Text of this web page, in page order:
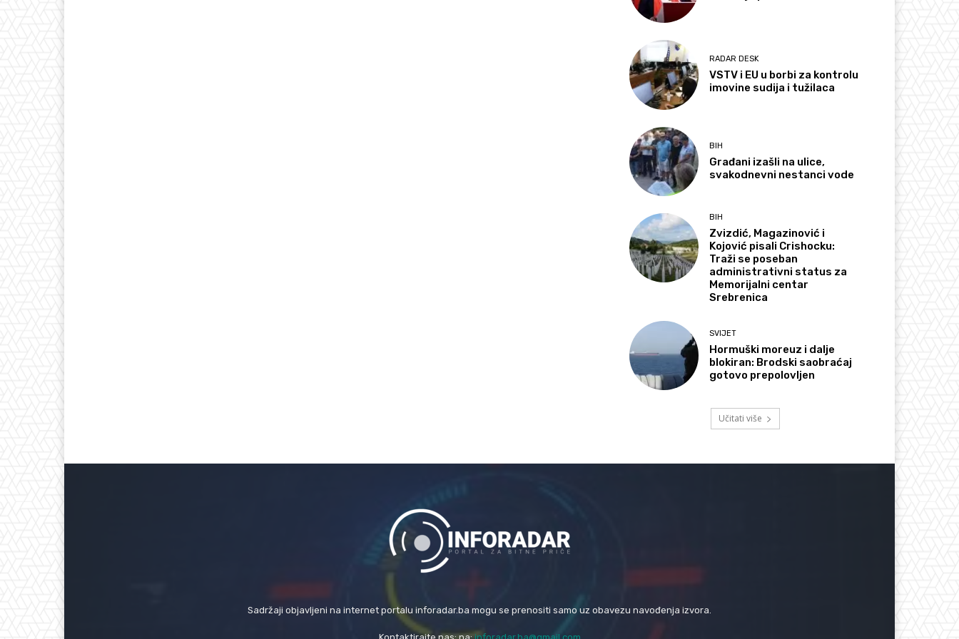
RADAR DESK
VSTV i EU u borbi za kontrolu
imovine sudija i tužilaca
BIH
Građani izašli na ulice,
svakodnevni nestanci vode
BIH
Zvizdić, Magazinović i
Kojović pisali Crishocku:
Traži se poseban
administrativni status za
Memorijalni centar
Srebrenica
SVIJET
Hormuški moreuz i dalje
blokiran: Brodski saobraćaj
gotovo prepolovljen
Učitati više
Sadržaji objavljeni na internet portalu inforadar.ba mogu se prenositi samo uz obavezu navođenja izvora.